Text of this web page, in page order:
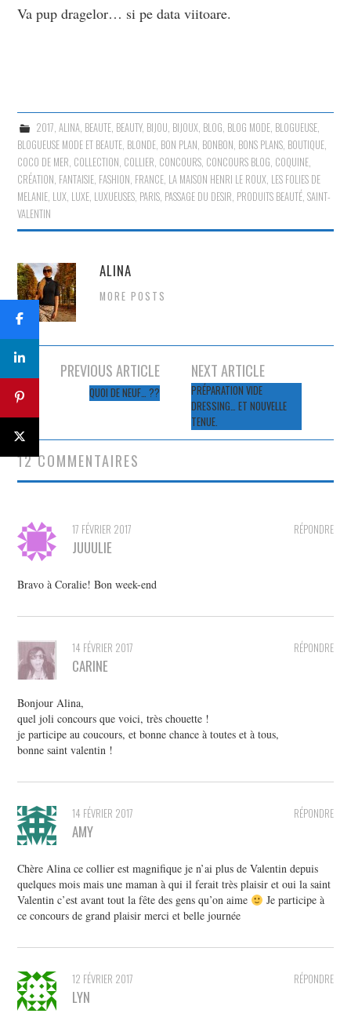
Va pup dragelor… si pe data viitoare.
2017, ALINA, BEAUTE, BEAUTY, BIJOU, BIJOUX, BLOG, BLOG MODE, BLOGUEUSE,
BLOGUEUSE MODE ET BEAUTE, BLONDE, BON PLAN, BONBON, BONS PLANS, BOUTIQUE,
COCO DE MER, COLLECTION, COLLIER, CONCOURS, CONCOURS BLOG, COQUINE,
CRÉATION, FANTAISIE, FASHION, FRANCE, LA MAISON HENRI LE ROUX, LES FOLIES DE
MELANIE, LUX, LUXE, LUXUEUSES, PARIS, PASSAGE DU DESIR, PRODUITS BEAUTÉ,SAINT-
VALENTIN
ALINA
MORE POSTS
Navigation
des
articles
PREVIOUS ARTICLE
QUOI DE NEUF… ??
NEXT ARTICLE
PRÉPARATION VIDE
DRESSING… ET NOUVELLE
TENUE.
12 COMMENTAIRES
RÉPONDRE
17 FÉVRIER 2017
JUUULIE
Bravo à Coralie! Bon week-end
RÉPONDRE
14 FÉVRIER 2017
CARINE
Bonjour Alina,
quel joli concours que voici, très chouette !
je participe au coucours, et bonne chance à toutes et à tous,
bonne saint valentin !
RÉPONDRE
14 FÉVRIER 2017
AMY
Chère Alina ce collier est magnifique je n’ai plus de Valentin depuis
quelques mois mais une maman à qui il ferait très plaisir et oui la saint
Valentin c’est avant tout la fête des gens qu’on aime
Je participe à
ce concours de grand plaisir merci et belle journée
RÉPONDRE
12 FÉVRIER 2017
LYN